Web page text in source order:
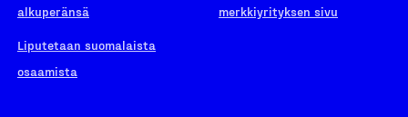
alkuperänsä
Liputetaan suomalaista
osaamista
merkkiyrityksen sivu